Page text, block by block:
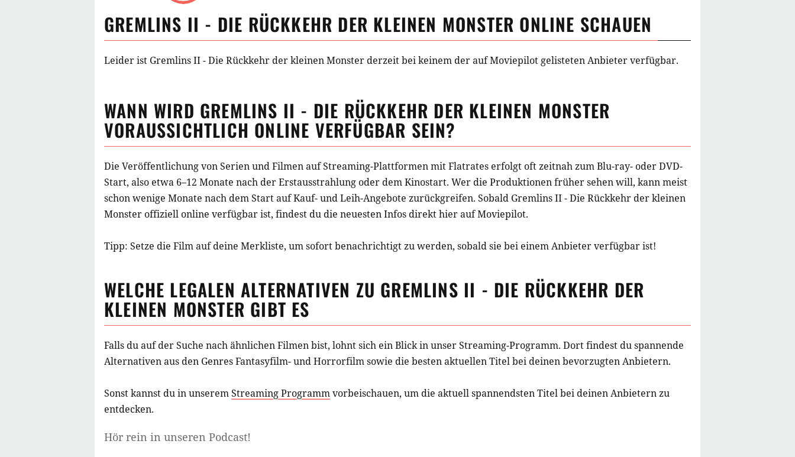
GREMLINS II - DIE RÜCKKEHR DER KLEINEN MONSTER ONLINE SCHAUEN
Leider ist Gremlins II - Die Rückkehr der kleinen Monster derzeit bei keinem der auf Moviepilot gelisteten Anbieter verfügbar.
WANN WIRD GREMLINS II - DIE RÜCKKEHR DER KLEINEN MONSTER
VORAUSSICHTLICH ONLINE VERFÜGBAR SEIN?
Die Veröffentlichung von Serien und Filmen auf Streaming-Plattformen mit Flatrates erfolgt oft zeitnah zum Blu-ray- oder DVD-
Start, also etwa 6–12 Monate nach der Erstausstrahlung oder dem Kinostart. Wer die Produktionen früher sehen will, kann meist
schon wenige Monate nach dem Start auf Kauf- und Leih-Angebote zurückgreifen. Sobald Gremlins II - Die Rückkehr der kleinen
Monster offiziell online verfügbar ist, findest du die neuesten Infos direkt hier auf Moviepilot.
Tipp: Setze die Filmauf deine Merkliste, um sofort benachrichtigt zu werden, sobald sie bei einem Anbieter verfügbar ist!
WELCHE LEGALEN ALTERNATIVEN ZU GREMLINS II - DIE RÜCKKEHR DER
KLEINEN MONSTER GIBT ES
Falls du auf der Suche nach ähnlichenFilmenbist, lohnt sich ein Blick in unser Streaming-Programm. Dort findest du spannende
Alternativen aus den Genres Fantasyfilm- und Horrorfilmsowie die besten aktuellen Titel bei deinen bevorzugten Anbietern.
Sonst kannst du in unseremStreaming Programmvorbeischauen, um die aktuell spannendsten Titel bei deinen Anbietern zu
entdecken.
Hör rein in unseren Podcast!